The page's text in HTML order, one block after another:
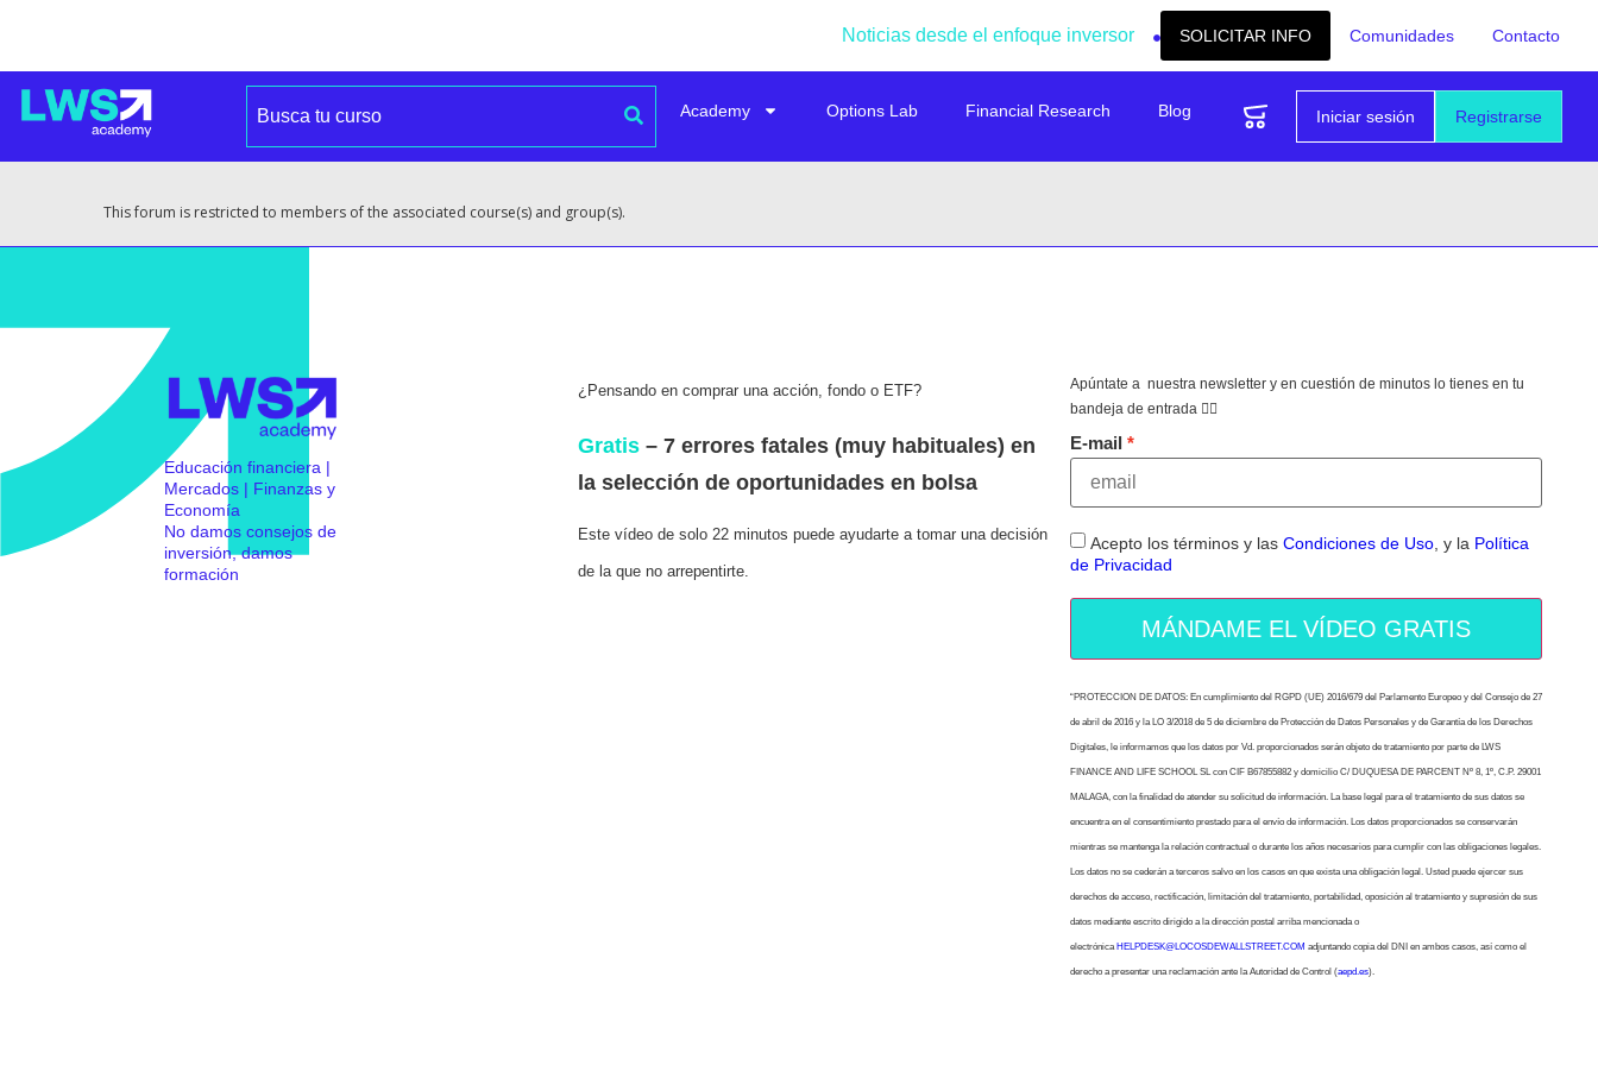
Noticias desde el enfoque inversor SOLICITAR INFO Comunidades Contacto
Registrarse
Iniciar sesión
Academy Options Lab Financial Research Blog
This forum is restricted to members of the associated course(s) and group(s).
Educación financiera |
Mercados | Finanzas y
Economía
No damos consejos de
inversión, damos
formación
¿Pensando en comprar una acción, fondo o ETF?
Gratis– 7 errores fatales (muy habituales) en
la selección de oportunidades en bolsa
Este vídeo de solo 22 minutos puede ayudarte a tomar una decisión
de la que no arrepentirte.
Apúntate a nuestra newsletter y en cuestión de minutos lo tienes en tu
bandeja de entrada 👇🏻
E-mail
Acepto los términos y las Condiciones de Uso, y la Política
de Privacidad
MÁNDAME EL VÍDEO GRATIS
“PROTECCION DE DATOS: En cumplimiento del RGPD (UE) 2016/679 del Parlamento Europeo y del Consejo de 27
de abril de 2016 y la LO 3/2018 de 5 de diciembre de Protección de Datos Personales y de Garantía de los Derechos
Digitales, le informamos que los datos por Vd. proporcionados serán objeto de tratamiento por parte de LWS
FINANCE AND LIFE SCHOOL SL con CIF B67855882 y domicilio C/ DUQUESA DE PARCENT Nº 8, 1º, C.P. 29001
MALAGA, con la finalidad de atender su solicitud de información. La base legal para el tratamiento de sus datos se
encuentra en el consentimiento prestado para el envío de información. Los datos proporcionados se conservarán
mientras se mantenga la relación contractual o durante los años necesarios para cumplir con las obligaciones legales.
Los datos no se cederán a terceros salvo en los casos en que exista una obligación legal. Usted puede ejercer sus
derechos de acceso, rectificación, limitación del tratamiento, portabilidad, oposición al tratamiento y supresión de sus
datos mediante escrito dirigido a la dirección postal arriba mencionada o
electrónica HELPDESK@LOCOSDEWALLSTREET.COM adjuntando copia del DNI en ambos casos, así como el
derecho a presentar una reclamación ante la Autoridad de Control (aepd.es).